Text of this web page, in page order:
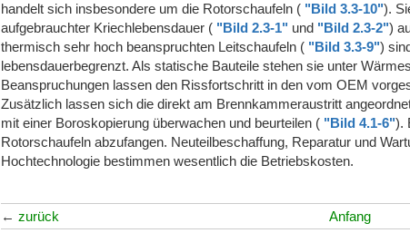
handelt sich insbesondere um die Rotorschaufeln ( "Bild 3.3-10").
aufgebrauchter Kriechlebensdauer ( "Bild 2.3-1" und "Bild 2.3-2")
thermisch sehr hoch beanspruchten Leitschaufeln ( "Bild 3.3-9")
lebensdauerbegrenzt. Als statische Bauteile stehen sie unter
Beanspruchungen lassen den Rissfortschritt in den vom OEM
Zusätzlich lassen sich die direkt am Brennkammeraustritt
mit einer Boroskopierung überwachen und beurteilen ( "Bild 4.1-6").
Rotorschaufeln abzufangen. Neuteilbeschaffung, Reparatur und
Hochtechnologie bestimmen wesentlich die Betriebskosten.
← zurück Anfang